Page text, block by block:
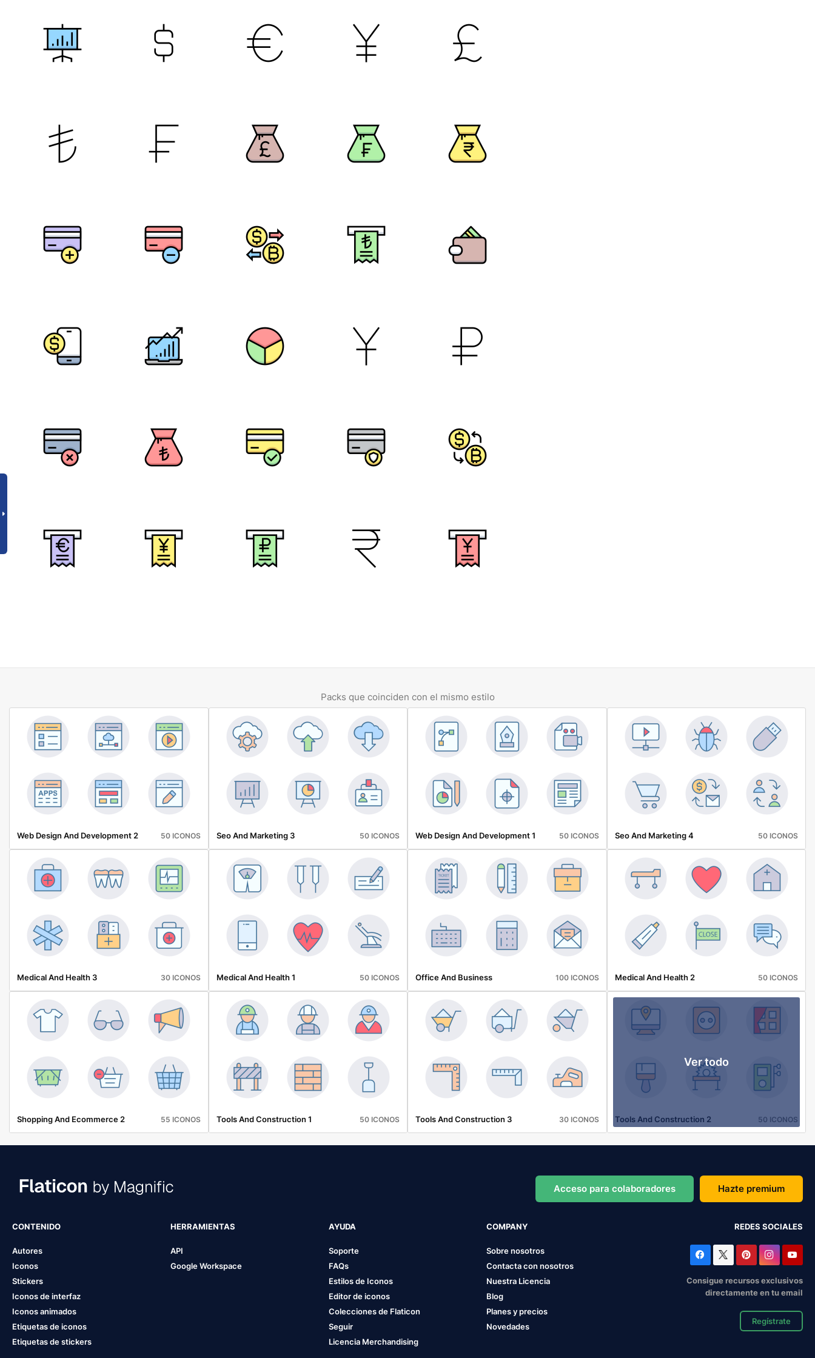
Packs que coinciden con el mismo estilo
Web Design And Development 2 50 ICONOS Seo And Marketing 3 50 ICONOS Web Design And Development 1 50 ICONOS Seo And Marketing 4 50 ICONOS
Medical And Health 3 30 ICONOS Medical And Health 1 50 ICONOS Office And Business 100 ICONOS Medical And Health 2 50 ICONOS
Shopping And Ecommerce 2 55 ICONOS Tools And Construction 1 50 ICONOS Tools And Construction 3 30 ICONOS
Ver todo
Tools And Construction 2 50 ICONOS
Acceso para colaboradores Hazte premium
CONTENIDO
Autores
Iconos
Stickers
Iconos de interfaz
Iconos animados
Etiquetas de iconos
Etiquetas de stickers
HERRAMIENTAS
API
Google Workspace
AYUDA
Soporte
FAQs
Estilos de Iconos
Editor de iconos
Colecciones de Flaticon
Seguir
Licencia Merchandising
COMPANY
Sobre nosotros
Contacta con nosotros
Nuestra Licencia
Blog
Planes y precios
Novedades
REDES SOCIALES
Consigue recursos exclusivos
directamente en tu email
Regístrate